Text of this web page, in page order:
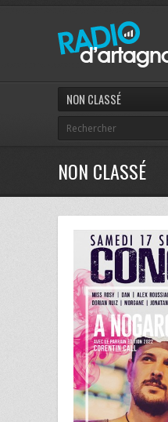
NON CLASSÉ
NON CLASSÉ